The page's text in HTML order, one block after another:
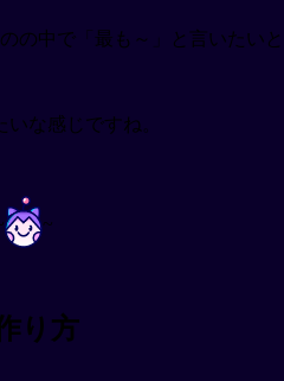
の中で「最も～」と言いたいと
いな感じですね。
~
り方